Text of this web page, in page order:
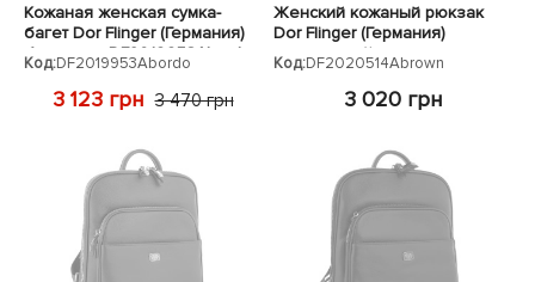
Кожаная женская сумка-
багет Dor Flinger (Германия)
бордовая DF2019953Abordo
Код:DF2019953Abordo
3 123 грн 3 470 грн
Женский кожаный рюкзак
Dor Flinger (Германия)
коричневый
DF2020514Abrown
Код:DF2020514Abrown
3 020 грн